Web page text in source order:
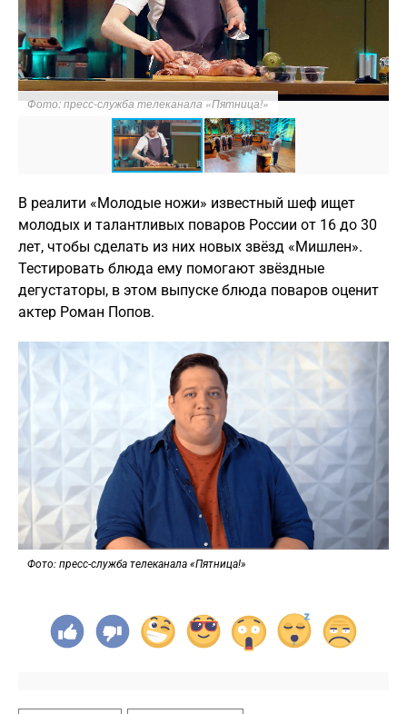
Фото: пресс-служба телеканала «Пятница!»
В реалити «Молодые ножи» известный шеф ищет
молодых и талантливых поваров России от 16 до 30
лет, чтобы сделать из них новых звёзд «Мишлен».
Тестировать блюда ему помогают звёздные
дегустаторы, в этом выпуске блюда поваров оценит
актер Роман Попов.
Фото: пресс-служба телеканала «Пятница!»